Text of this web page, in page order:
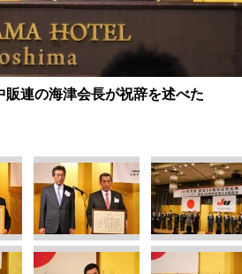
販連の海津会長が祝辞を述べた